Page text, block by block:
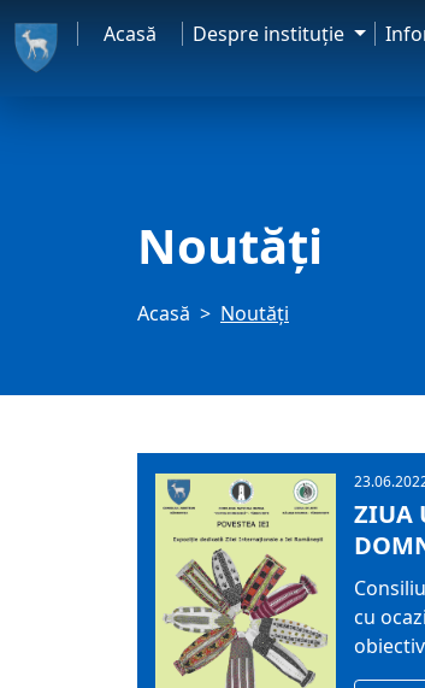
Acasă Despre instituţie
Noutăți
Acasă Noutăți
ZIUA
cu